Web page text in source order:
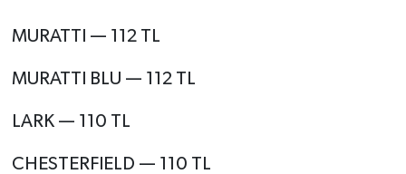
MURATTI — 112 TL
MURATTI BLU — 112 TL
LARK — 110 TL
CHESTERFIELD — 110 TL